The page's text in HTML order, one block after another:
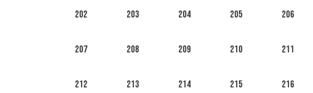
202 203 204 205 206
207 208 209 210 211
212 213 214 215 216